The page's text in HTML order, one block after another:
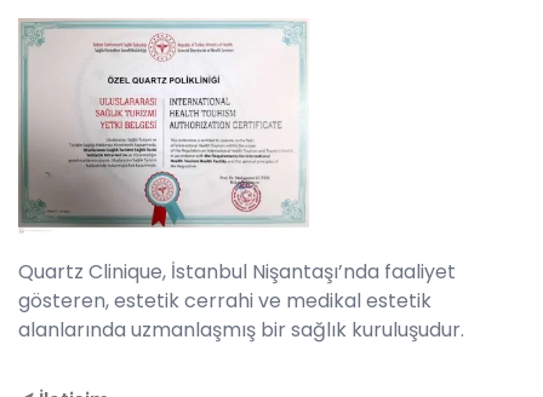
Quartz Clinique, İstanbul Nişantaşı’nda faaliyet
gösteren, estetik cerrahi ve medikal estetik
alanlarında uzmanlaşmış bir sağlık kuruluşudur.